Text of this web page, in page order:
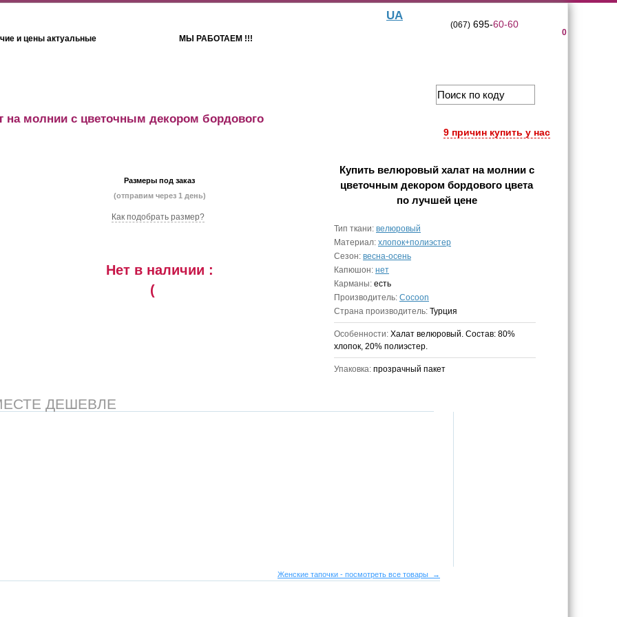
и цены актуальные МЫ РАБОТАЕМ !!!
UA
0
(067)695-60-60
9 причин купить у нас
молнии с цветочным декором бордового
Размеры под заказ
(отправим через 1 день)
Как подобрать размер?
Нет в наличии :
(
Купить велюровый халат на молнии с
цветочным декором бордового цвета
по лучшей цене
Тип ткани: велюровый
Материал: хлопок+полиэстер
Сезон: весна-осень
Капюшон: нет
Карманы: есть
Производитель: Cocoon
Страна производитель: Турция
Особенности: Халат велюровый. Состав: 80%
хлопок, 20% полиэстер.
Упаковка: прозрачный пакет
ДЕШЕВЛЕ
Женские тапочки - посмотреть все товары →